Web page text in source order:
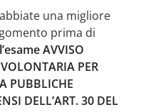
una migliore
prima di
l’esame AVVISO
PER
PUBBLICHE
DELL’ART. 30 DEL